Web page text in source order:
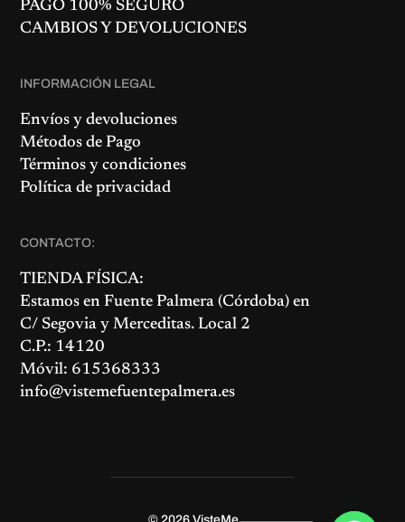
PAGO 100% SEGURO
CAMBIOS Y DEVOLUCIONES
INFORMACIÓN LEGAL
Envíos y devoluciones
Métodos de Pago
Términos y condiciones
Política de privacidad
CONTACTO:
TIENDA FÍSICA:
Estamos enFuente Palmera (Córdoba) en
C/ Segovia y Merceditas. Local 2
C.P.: 14120
Móvil: 615368333
info@vistemefuentepalmera.es